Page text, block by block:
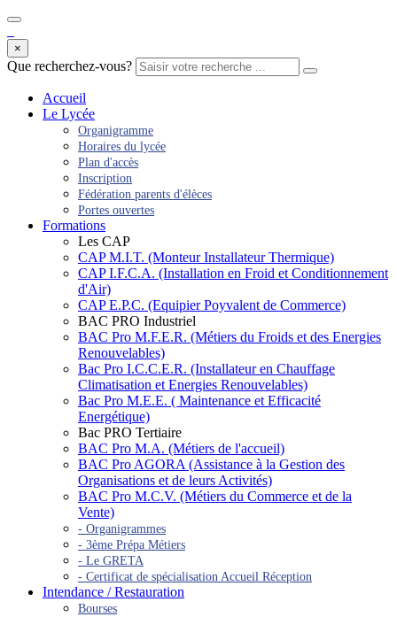
×
Que recherchez-vous?
Accueil
Le Lycée
Organigramme
Horaires du lycée
Plan d'accès
Inscription
Fédération parents d'élèces
Portes ouvertes
Formations
Les CAP
CAP M.I.T. (Monteur Installateur Thermique)
CAP I.F.C.A. (Installation en Froid et Conditionnement
d'Air)
CAP E.P.C. (Equipier Poyvalent de Commerce)
BAC PRO Industriel
BAC Pro M.F.E.R. (Métiers du Froids et des Energies
Renouvelables)
Bac Pro I.C.C.E.R. (Installateur en Chauffage
Climatisation et Energies Renouvelables)
Bac Pro M.E.E. ( Maintenance et Efficacité
Energétique)
Bac PRO Tertiaire
BAC Pro M.A. (Métiers de l'accueil)
BAC Pro AGORA (Assistance à la Gestion des
Organisations et de leurs Activités)
BAC Pro M.C.V. (Métiers du Commerce et de la
Vente)
- Organigrammes
- 3ème Prépa Métiers
- Le GRETA
- Certificat de spécialisation Accueil Réception
Intendance / Restauration
Bourses